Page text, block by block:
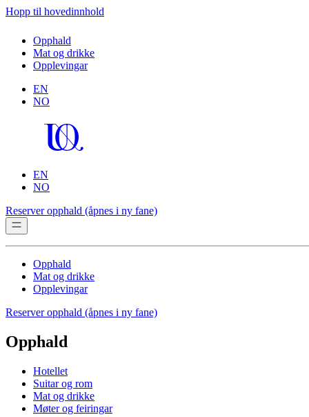
Hopp til hovedinnhold
Opphald
Mat og drikke
Opplevingar
EN
NO
EN
NO
Reserver opphald (åpnes i ny fane)
Opphald
Mat og drikke
Opplevingar
Reserver opphald (åpnes i ny fane)
Opphald
Hotellet
Suitar og rom
Mat og drikke
Møter og feiringar